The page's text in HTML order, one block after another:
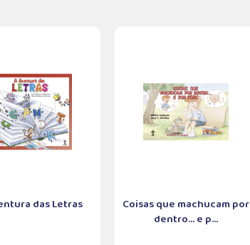
das Letras
Coisas que machucam por
dentro... e p...